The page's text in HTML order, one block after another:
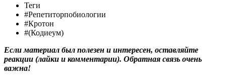
Теги
#Репетиторпобиологии
#Кротон
#(Кодиеум)
Если материал был полезен и интересен, оставляйте
реакции (лайки и комментарии). Обратная связь очень
важна!